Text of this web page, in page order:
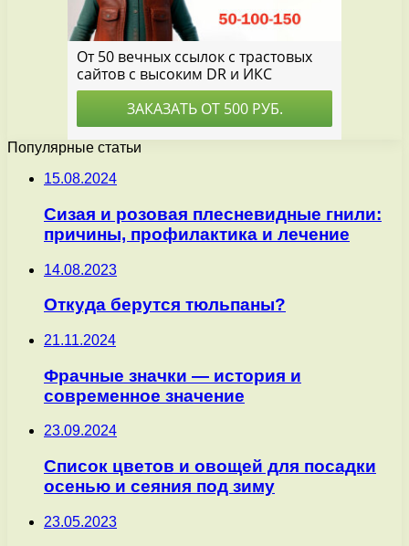
Популярные статьи
15.08.2024
Сизая и розовая плесневидные гнили:
причины, профилактика и лечение
14.08.2023
Откуда берутся тюльпаны?
21.11.2024
Фрачные значки — история и
современное значение
23.09.2024
Список цветов и овощей для посадки
осенью и сеяния под зиму
23.05.2023